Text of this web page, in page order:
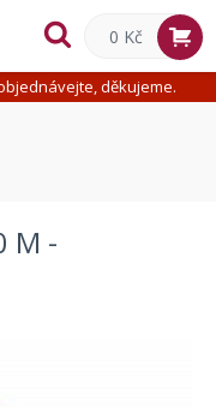
děkujeme.
0 Kč
M -